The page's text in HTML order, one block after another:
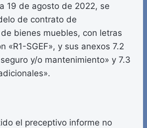
19 de agosto de 2022, se
de contrato de
bienes muebles, con letras
«R1-SGEF», y sus anexos 7.2
y/o mantenimiento» y 7.3
el preceptivo informe no